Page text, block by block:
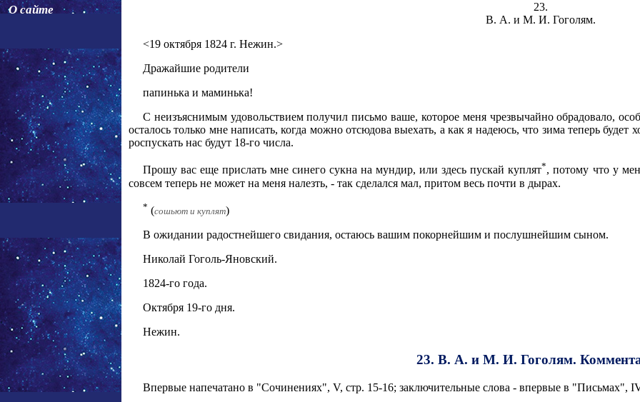
О сайте
23.
В. А. и М. И. Гоголям.
<19 октября 1824 г. Нежин.>
Дражайшие родители
папинька и маминька!
С неизъяснимым удовольствием получил письмо ваше, которое меня чрезвычайно обрадовало,
осталось только мне написать, когда можно отсюдова выехать, а как я надеюсь, что зима теперь
роспускать нас будут 18-го числа.
Прошу вас еще прислать мне синего сукна на мундир, или здесь пускай куплят*, потому что у
совсем теперь не может на меня налезть, - так сделался мал, притом весь почти в дырах.
* (сошьют и куплят)
В ожидании радостнейшего свидания, остаюсь вашим покорнейшим и послушнейшим сыном.
Николай Гоголь-Яновский.
1824-го года.
Октября 19-го дня.
Нежин.
23. В. А. и М. И. Гоголям.
Впервые напечатано в "Сочинениях", V, стр. 15-16; заключительные слова - впервые в "Письмах",